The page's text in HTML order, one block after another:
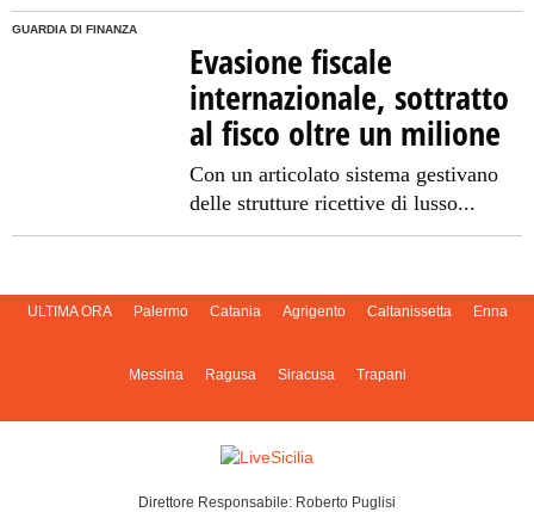
GUARDIA DI FINANZA
Evasione fiscale
internazionale, sottratto
al fisco oltre un milione
Con un articolato sistema gestivano
delle strutture ricettive di lusso...
ULTIMA ORA Palermo Catania Agrigento Caltanissetta Enna
Messina Ragusa Siracusa Trapani
Direttore Responsabile: Roberto Puglisi